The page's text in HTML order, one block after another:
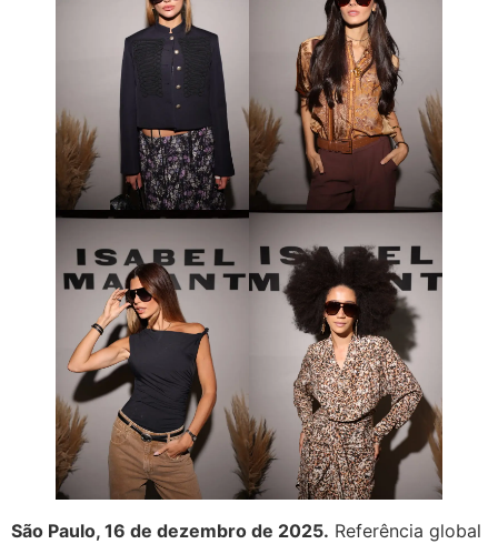
São Paulo, 16 de dezembro de 2025. Referência global